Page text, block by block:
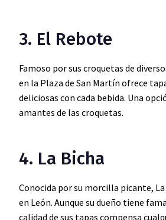
3. El Rebote
Famoso por sus croquetas de
en la Plaza de San Martín ofrece
deliciosas con cada bebida. Una
amantes de las croquetas.
4. La Bicha
Conocida por su morcilla picante, La
en León. Aunque su dueño tiene
calidad de sus tapas compensa